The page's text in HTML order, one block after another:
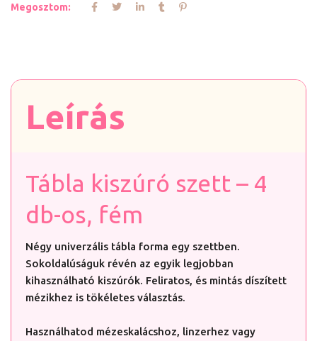
Megosztom:
Leírás
Tábla kiszúró szett – 4
db-os, fém
Négy univerzális tábla forma egy szettben.
Sokoldalúságuk révén az egyik legjobban
kihasználható kiszúrók. Feliratos, és mintás díszített
mézikhez is tökéletes választás.
Használhatod mézeskalácshoz, linzerhez vagy